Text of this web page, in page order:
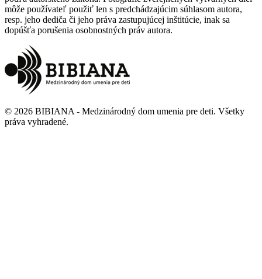
môže používateľ použiť len s predchádzajúcim súhlasom autora,
resp. jeho dediča či jeho práva zastupujúcej inštitúcie, inak sa
dopúšťa porušenia osobnostných práv autora.
© 2026 BIBIANA - Medzinárodný dom umenia pre deti. Všetky
práva vyhradené.